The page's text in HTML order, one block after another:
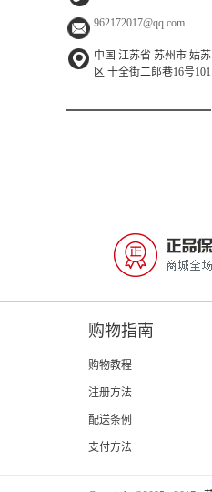
962172017@qq.com
中国 江苏省 苏州市 姑苏
区 十全街二郎巷16号101
购物指南
购物教程
注册方法
配送条例
支付方法